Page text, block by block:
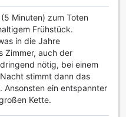
lädt zum Schwimmen
klimatisierte Umgebung
Erfrischung
ziehen oder einfach die
Blick auf die stilvolle
Fitnesscenter
ausgestattet ist, um
Sie Ihr Krafttraining
Minuten) zum Toten
Frühstück.
in die Jahre
Zimmer, auch der
nötig, bei einem
stimmt dann das
Ansonsten ein entspannter
Kette.